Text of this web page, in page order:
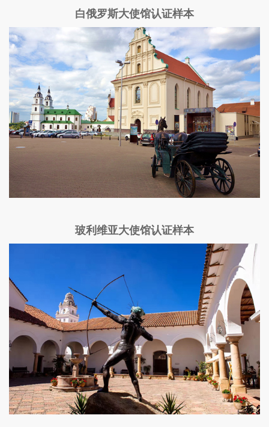
白俄罗斯大使馆认证样本
玻利维亚大使馆认证样本